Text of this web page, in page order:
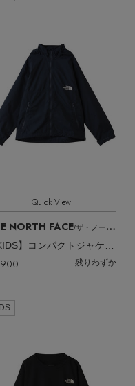
トアップ
Loop
プリ
Quick View
NORTH FACE/ザ・ノース・フェイス
【KIDS】コンパクトジャケット
残りわずか